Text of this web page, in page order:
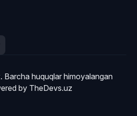
Barcha huquqlar himoyalangan
by TheDevs.uz